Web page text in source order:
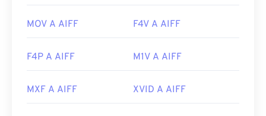
MOV A AIFF F4V A AIFF
F4P A AIFF M1V A AIFF
MXF A AIFF XVID A AIFF